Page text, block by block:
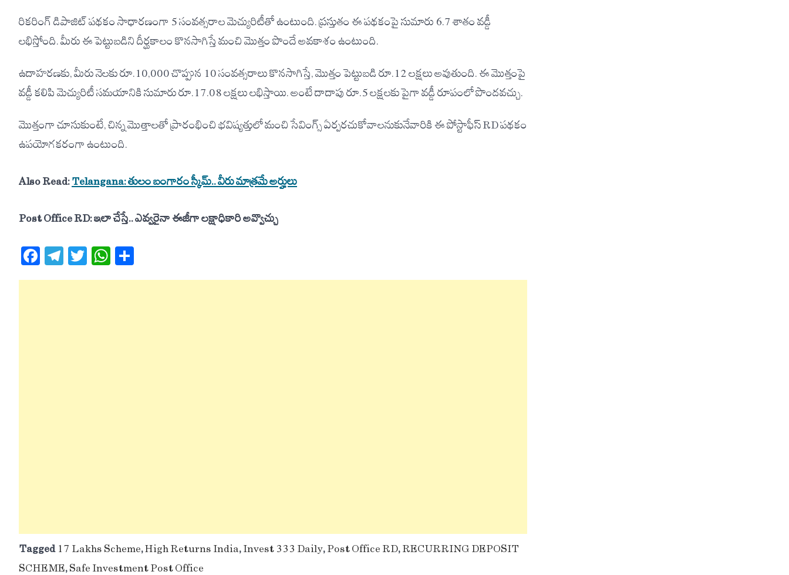
రికరింగ్ డిపాజిట్ పథకం సాధారణంగా 5 సంవత్సరాల మెచ్యురిటీతో ఉంటుంది. ప్రస్తుతం ఈ పథకంపై సుమారు 6.7 శాతం వడ్డీ
లభిస్తోంది. మీరు ఈ పెట్టుబడిని దీర్ఘకాలం కొనసాగిస్తే మంచి మొత్తం పొందే అవకాశం ఉంటుంది.
ఉదాహరణకు, మీరు నెలకు రూ.10,000 చొప్పున 10 సంవత్సరాలు కొనసాగిస్తే, మొత్తం పెట్టుబడి రూ.12 లక్షలు అవుతుంది. ఈ మొత్తంపై
వడ్డీ కలిపి మెచ్యురిటీ సమయానికి సుమారు రూ.17.08 లక్షలు లభిస్తాయి. అంటే దాదాపు రూ.5 లక్షలకు పైగా వడ్డీ రూపంలో పొందవచ్చు.
మొత్తంగా చూసుకుంటే, చిన్న మొత్తాలతో ప్రారంభించి భవిష్యత్తులో మంచి సేవింగ్స్ ఏర్పరచుకోవాలనుకునేవారికి ఈ పోస్టాఫీస్ RD పథకం
ఉపయోగకరంగా ఉంటుంది.
Also Read:Telangana: తులం బంగారం స్కీమ్.. వీరు మాత్రమే అర్హులు
Post Office RD: ఇలా చేస్తే.. ఎవ్వరైనా ఈజీగా లక్షాధికారి అవ్వొచ్చు
Facebook
Telegram
TwitterWhatsApp
Tagged 17 Lakhs Scheme,High Returns India,Invest 333 Daily,Post Office RD,RECURRING DEPOSIT
SCHEME,Safe Investment Post Office